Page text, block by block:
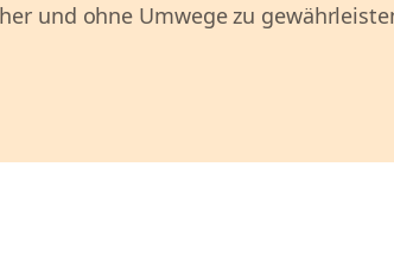
und ohne Umwege zu